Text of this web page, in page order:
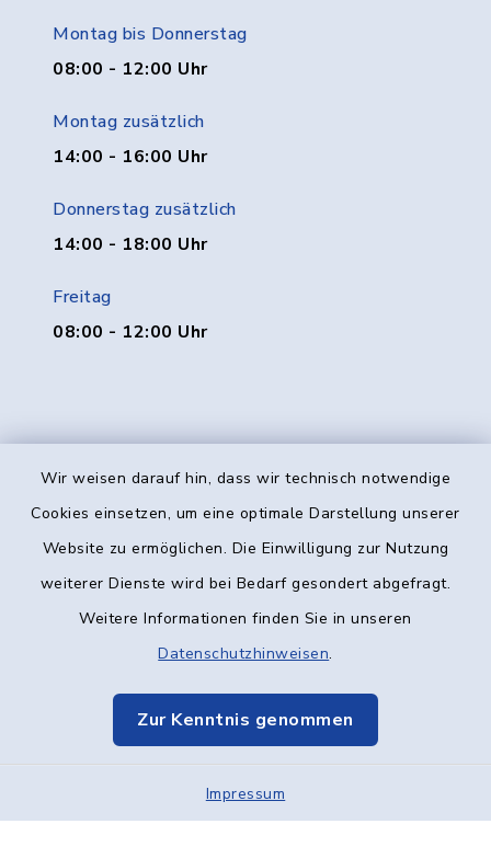
Wir weisen darauf hin, dass wir technisch notwendige
Cookies einsetzen, um eine optimale Darstellung unserer
Website zu ermöglichen. Die Einwilligung zur Nutzung
weiterer Dienste wird bei Bedarf gesondert abgefragt.
Weitere Informationen finden Sie in unseren
Datenschutzhinweisen.
Zur Kenntnis genommen
Impressum
Montag bis Donnerstag
08:00 - 12:00 Uhr
Montag zusätzlich
14:00 - 16:00 Uhr
Donnerstag zusätzlich
14:00 - 18:00 Uhr
Freitag
08:00 - 12:00 Uhr
Kontakt
Datenschutz
Elektronische Kommunikation
Sitemap